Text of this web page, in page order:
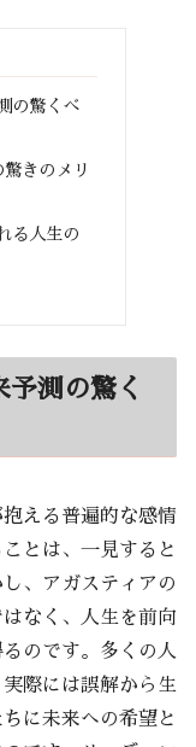
の驚くべ
きのメリ
る人生の
測の驚く
える普遍的な感情
とは、一見すると
、アガスティアの
なく、人生を前向
のです。多くの人
際には誤解から生
に未来への希望と